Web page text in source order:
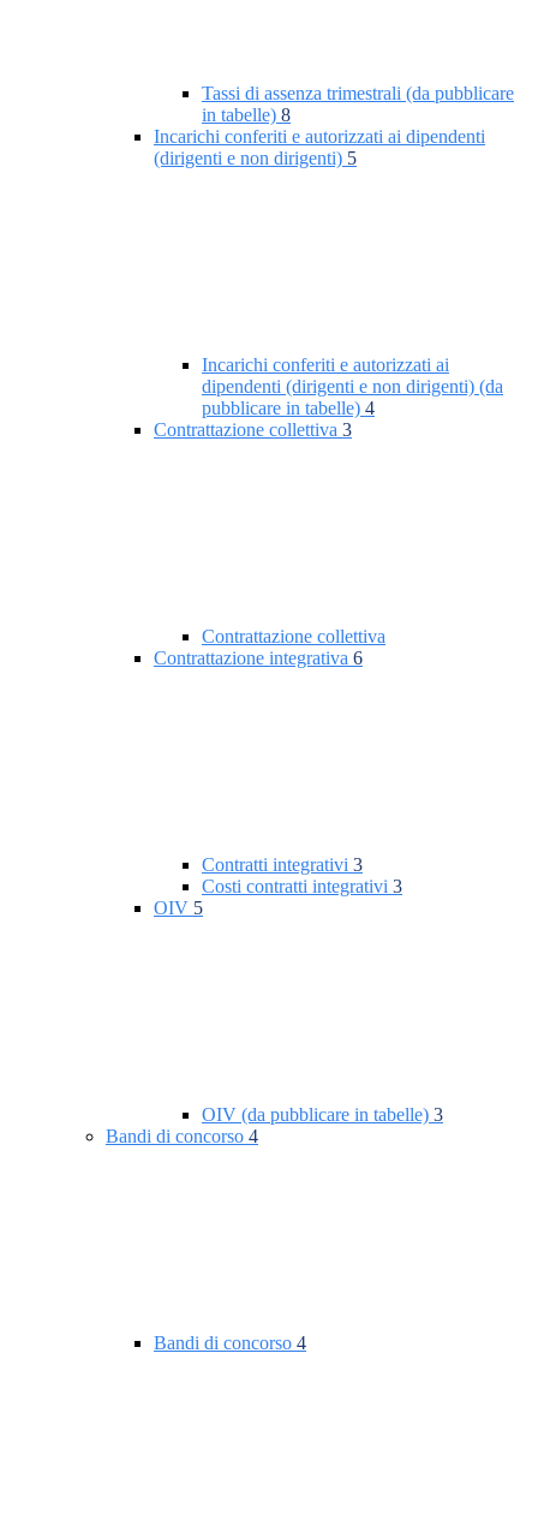
Tassi di assenza trimestrali (da pubblicare
in tabelle) 8
Incarichi conferiti e autorizzati ai dipendenti
(dirigenti e non dirigenti) 5
Incarichi conferiti e autorizzati ai
dipendenti (dirigenti e non dirigenti) (da
pubblicare in tabelle) 4
Contrattazione collettiva 3
Contrattazione collettiva
Contrattazione integrativa 6
Contratti integrativi 3
Costi contratti integrativi 3
OIV 5
OIV (da pubblicare in tabelle) 3
Bandi di concorso 4
Bandi di concorso 4